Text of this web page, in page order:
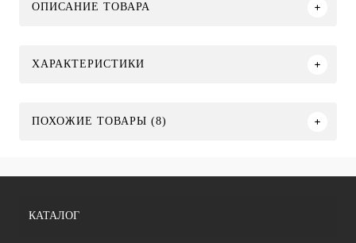
ОПИСАНИЕ ТОВАРА
ХАРАКТЕРИСТИКИ
ПОХОЖИЕ ТОВАРЫ (8)
КАТАЛОГ